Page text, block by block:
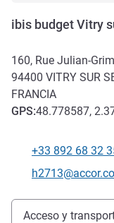
ibis budget Vitry
160, Rue Julian-
94400 VITRY SUR
FRANCIA
GPS:48.778587,
Teléfono
+33 892 68 32
Correo
Acceso y
Acceso y